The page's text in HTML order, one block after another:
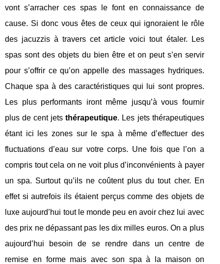
vont s’arracher ces spas le font en connaissance de
cause. Si donc vous êtes de ceux qui ignoraient le rôle
des jacuzzis à travers cet article voici tout étaler. Les
spas sont des objets du bien être et on peut s’en servir
pour s’offrir ce qu’on appelle des massages hydriques.
Chaque spa à des caractéristiques qui lui sont propres.
Les plus performants iront même jusqu’à vous fournir
plus de cent jetsthérapeutique. Les jets thérapeutiques
étant ici les zones sur le spa à même d’effectuer des
fluctuations d’eau sur votre corps. Une fois que l’on a
compris tout cela on ne voit plus d’inconvénients à payer
un spa. Surtout qu’ils ne coûtent plus du tout cher. En
effet si autrefois ils étaient perçus comme des objets de
luxe aujourd’hui tout le monde peu en avoir chez lui avec
des prix ne dépassant pas les dix milles euros. On a plus
aujourd’hui besoin de se rendre dans un centre de
remise en forme mais avec son spa à la maison on